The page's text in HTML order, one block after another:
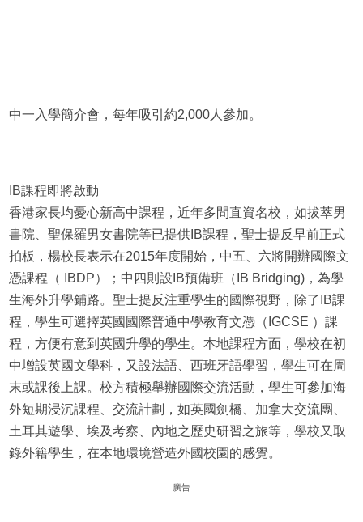
中一入學簡介會，每年吸引約2,000人參加。
IB課程即將啟動
香港家長均憂心新高中課程，近年多間直資名校，如拔萃男
書院、聖保羅男女書院等已提供IB課程，聖士提反早前正式
拍板，楊校長表示在2015年度開始，中五、六將開辦國際文
憑課程（ IBDP）；中四則設IB預備班（IB Bridging)，為學
生海外升學鋪路。聖士提反注重學生的國際視野，除了IB課
程，學生可選擇英國國際普通中學教育文憑（IGCSE ）課
程，方便有意到英國升學的學生。本地課程方面，學校在初
中增設英國文學科，又設法語、西班牙語學習，學生可在周
末或課後上課。校方積極舉辦國際交流活動，學生可參加海
外短期浸沉課程、交流計劃，如英國劍橋、加拿大交流團、
土耳其遊學、埃及考察、內地之歷史研習之旅等，學校又取
錄外籍學生，在本地環境營造外國校園的感覺。
廣告